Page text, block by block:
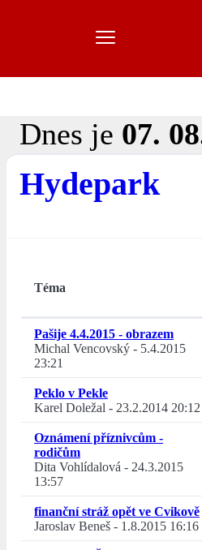
Dnes je 07.
Hydepark
Téma
Pašije 4.4.2015 - obrazem
Michal Vencovský - 5.4.2015
23:21
Peklo v Pekle
Karel Doležal - 23.2.2014 20:12
Oznámení příznivcům -
rodičům
Dita Vohlídalová - 24.3.2015
13:57
finanční stráž opět ve Cvikově
Jaroslav Beneš - 1.8.2015 16:16